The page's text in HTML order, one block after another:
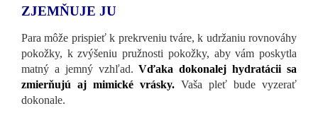
ZJEMŇUJE JU
Para môže prispieť k prekrveniu tváre, k udržaniu rovnováhy
pokožky, k zvýšeniu pružnosti pokožky, aby vám poskytla
matný a jemný vzhľad.Vďaka dokonalej hydratácii sa
zmierňujú aj mimické vrásky. Vaša pleť bude vyzerať
dokonale.